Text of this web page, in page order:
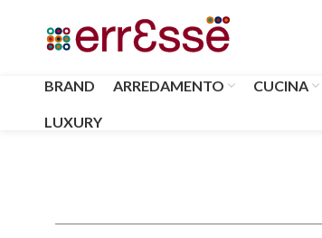
BRAND ARREDAMENTO CUCINA
LUXURY